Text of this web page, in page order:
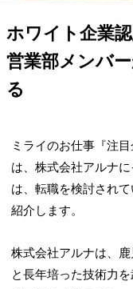
ホワイト企業
営業部メンバ
る
ミライのお仕事『注
は、株式会社アルナ
は、転職を検討され
紹介します。
株式会社アルナは、
と長年培った技術力